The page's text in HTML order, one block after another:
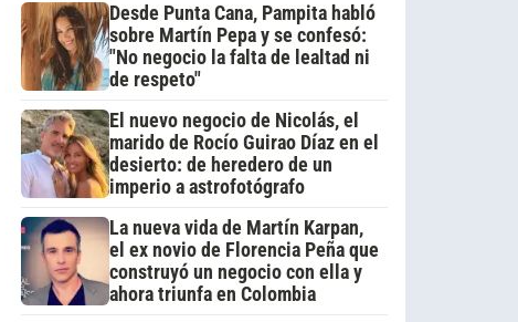
Desde Punta Cana, Pampita habló
sobre Martín Pepa y se confesó:
"No negocio la falta de lealtad ni
de respeto"
El nuevo negocio de Nicolás, el
marido de Rocío Guirao Díaz en el
desierto: de heredero de un
imperio a astrofotógrafo
La nueva vida de Martín Karpan,
el ex novio de Florencia Peña que
construyó un negocio con ella y
ahora triunfa en Colombia